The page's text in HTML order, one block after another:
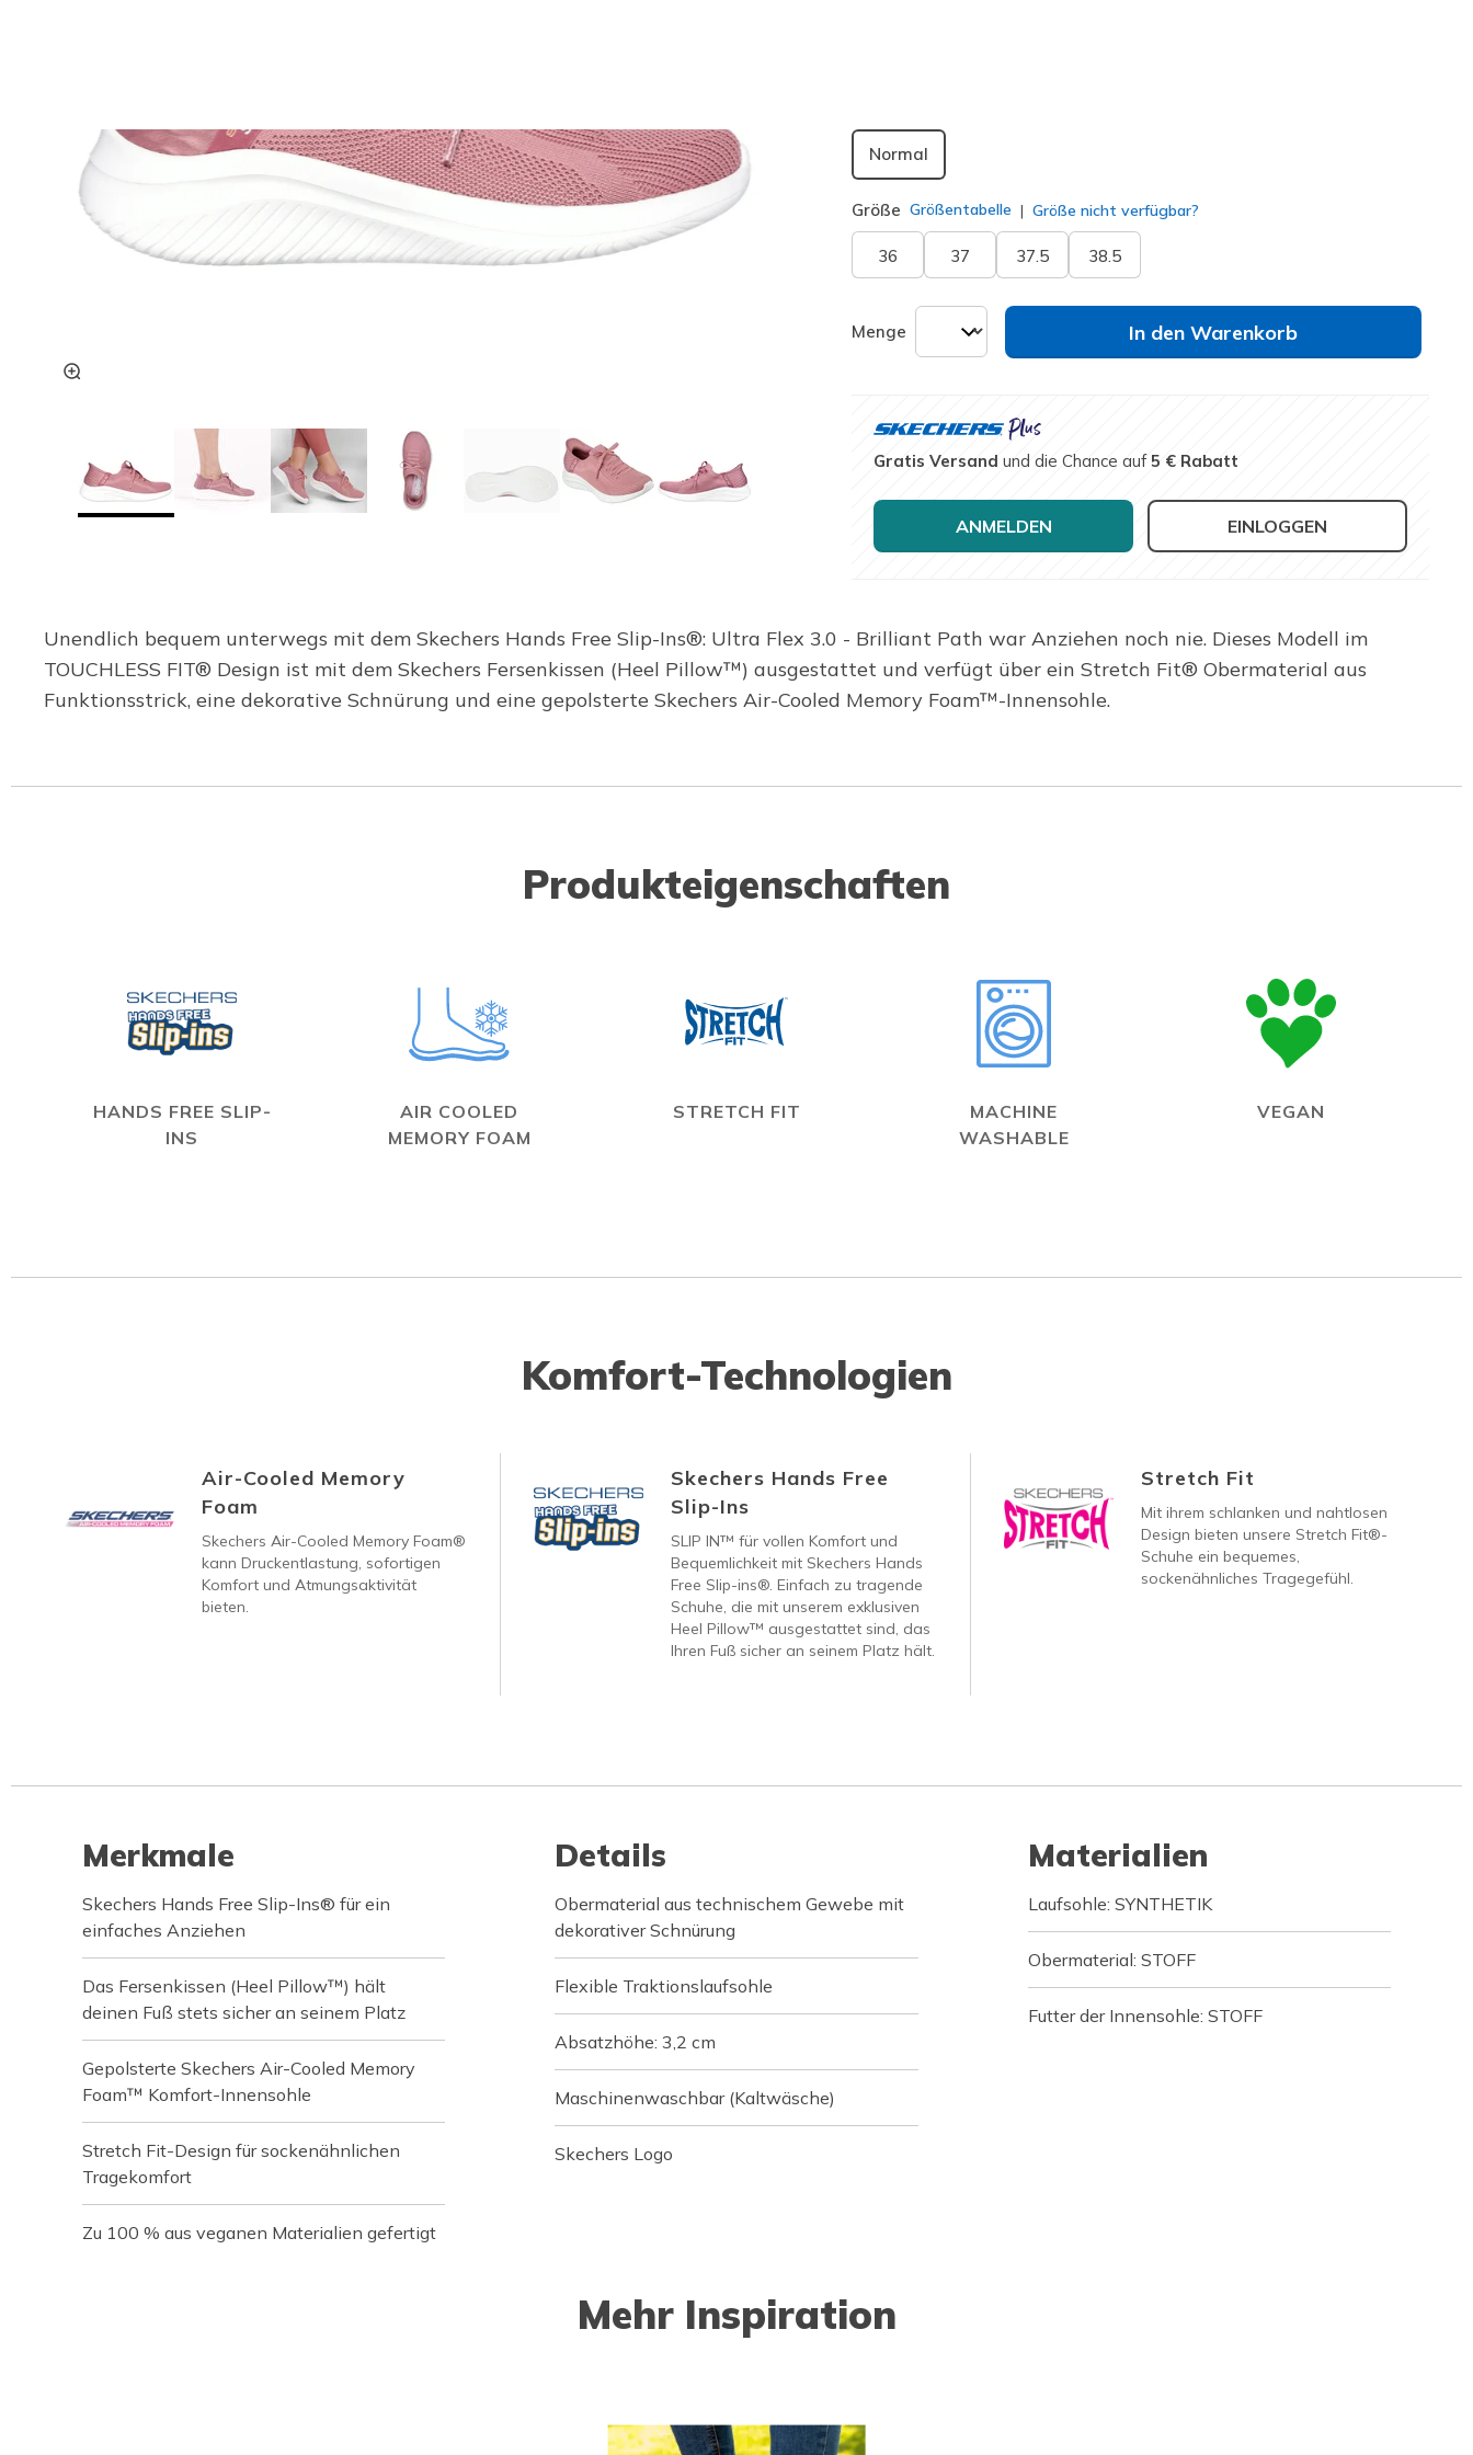
Normal
Größe Größentabelle Größe nicht verfügbar?
36 37 37.5 38.5
Menge In den Warenkorb
Gratis Versand und die Chance auf5 € Rabatt
ANMELDEN EINLOGGEN
Unendlich bequem unterwegs mit dem Skechers Hands Free Slip-Ins®: Ultra Flex 3.0 - Brilliant Path war Anziehen noch nie. Dieses Modell im
TOUCHLESS FIT® Design ist mit dem Skechers Fersenkissen (Heel Pillow™) ausgestattet und verfügt über ein Stretch Fit® Obermaterial aus
Funktionsstrick, eine dekorative Schnürung und eine gepolsterte Skechers Air-Cooled Memory Foam™-Innensohle.
Produkteigenschaften
HANDS FREE SLIP-
INS
AIR COOLED
MEMORY FOAM
STRETCH FIT
MACHINE
WASHABLE
VEGAN
Komfort-Technologien
Air-Cooled Memory
Foam
Skechers Air-Cooled Memory Foam®
kann Druckentlastung, sofortigen
Komfort und Atmungsaktivität
bieten.
Skechers Hands Free
Slip-Ins
SLIP IN™ für vollen Komfort und
Bequemlichkeit mit Skechers Hands
Free Slip-ins®. Einfach zu tragende
Schuhe, die mit unserem exklusiven
Heel Pillow™ ausgestattet sind, das
Ihren Fuß sicher an seinem Platz hält.
Stretch Fit
Mit ihrem schlanken und nahtlosen
Design bieten unsere Stretch Fit®-
Schuhe ein bequemes,
sockenähnliches Tragegefühl.
Merkmale
Skechers Hands Free Slip-Ins® für ein
einfaches Anziehen
Das Fersenkissen (Heel Pillow™) hält
deinen Fuß stets sicher an seinem Platz
Gepolsterte Skechers Air-Cooled Memory
Foam™ Komfort-Innensohle
Stretch Fit-Design für sockenähnlichen
Tragekomfort
Zu 100 % aus veganen Materialien gefertigt
Details
Obermaterial aus technischem Gewebe mit
dekorativer Schnürung
Flexible Traktionslaufsohle
Absatzhöhe: 3,2 cm
Maschinenwaschbar (Kaltwäsche)
Skechers Logo
Materialien
Laufsohle: SYNTHETIK
Obermaterial: STOFF
Futter der Innensohle: STOFF
Mehr Inspiration